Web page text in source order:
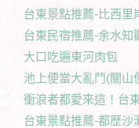
台東景點推薦-比西里
台東民宿推薦-余水知
大口吃遍東河肉包
池上便當大亂鬥(關山
衝浪者都愛來這！台
台東景點推薦-都歷沙